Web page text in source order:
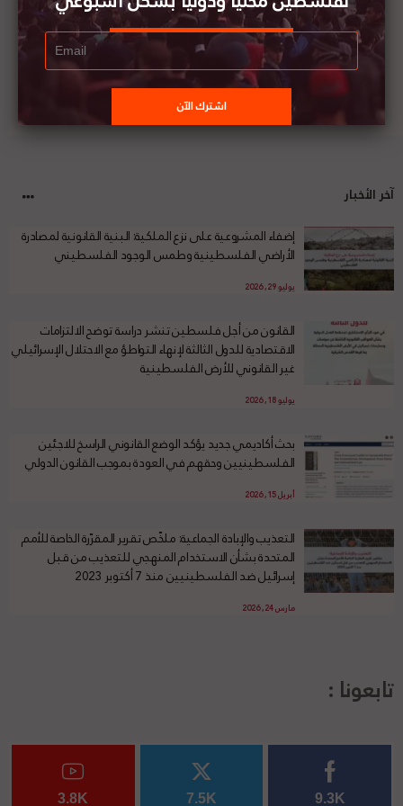
آخر الأخبار
إضفاء المشروعية على نزع الملكية: البنية القانونية لمصادرة
الأراضي الفلسطينية وطمس الوجود الفلسطيني
يوليو 29, 2026
القانون من أجل فلسطين تنشر دراسة توضح الالتزامات
الاقتصادية للدول الثالثة لإنهاء التواطؤ مع الاحتلال الإسرائيلي
غير القانوني للأرض الفلسطينية
يوليو 18, 2026
بحث أكاديمي جديد يؤكد الوضع القانوني الراسخ للاجئين
الفلسطينيين وحقهم في العودة بموجب القانون الدولي
أبريل 15, 2026
التعذيب والإبادة الجماعية: ملخّص تقرير المقرّرة الخاصة للأمم
المتحدة بشأن الاستخدام المنهجي للتعذيب من قبل
إسرائيل ضد الفلسطينيين منذ 7 أكتوبر 2023
مارس 24, 2026
تابعونا :
9.3K
7.5K
3.8K